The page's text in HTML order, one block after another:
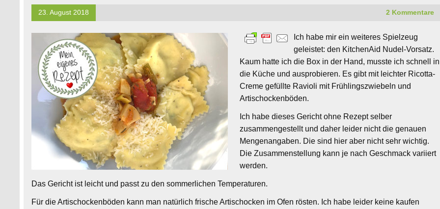
23. August 2018 2 Kommentare
Ich habe mir ein weiteres Spielzeug
geleistet: den KitchenAid Nudel-Vorsatz.
Kaum hatte ich die Box in der Hand, musste ich schnell in
die Küche und ausprobieren. Es gibt mit leichter Ricotta-
Creme gefüllte Ravioli mit Frühlingszwiebeln und
Artischockenböden.
Ich habe dieses Gericht ohne Rezept selber
zusammengestellt und daher leider nicht die genauen
Mengenangaben. Die sind hier aber nicht sehr wichtig.
Die Zusammenstellung kann je nach Geschmack variiert
werden.
Das Gericht ist leicht und passt zu den sommerlichen Temperaturen.
Für die Artischockenböden kann man natürlich frische Artischocken im Ofen rösten. Ich habe leider keine kaufen